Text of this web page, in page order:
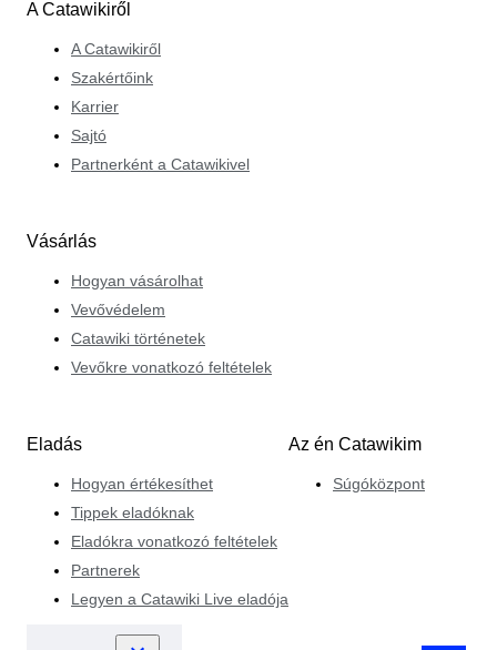
A Catawikiről
A Catawikiről
Szakértőink
Karrier
Sajtó
Partnerként a Catawikivel
Vásárlás
Hogyan vásárolhat
Vevővédelem
Catawiki történetek
Vevőkre vonatkozó feltételek
Eladás
Hogyan értékesíthet
Tippek eladóknak
Eladókra vonatkozó feltételek
Partnerek
Legyen a Catawiki Live eladója
Az én Catawikim
Súgóközpont